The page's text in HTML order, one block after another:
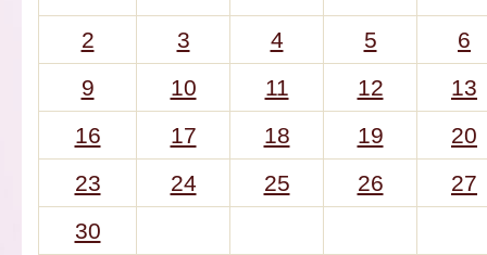
2 3 4 5
6
9
10 11 12
13
16
17 18 19
20
23
24 25 26
27
30